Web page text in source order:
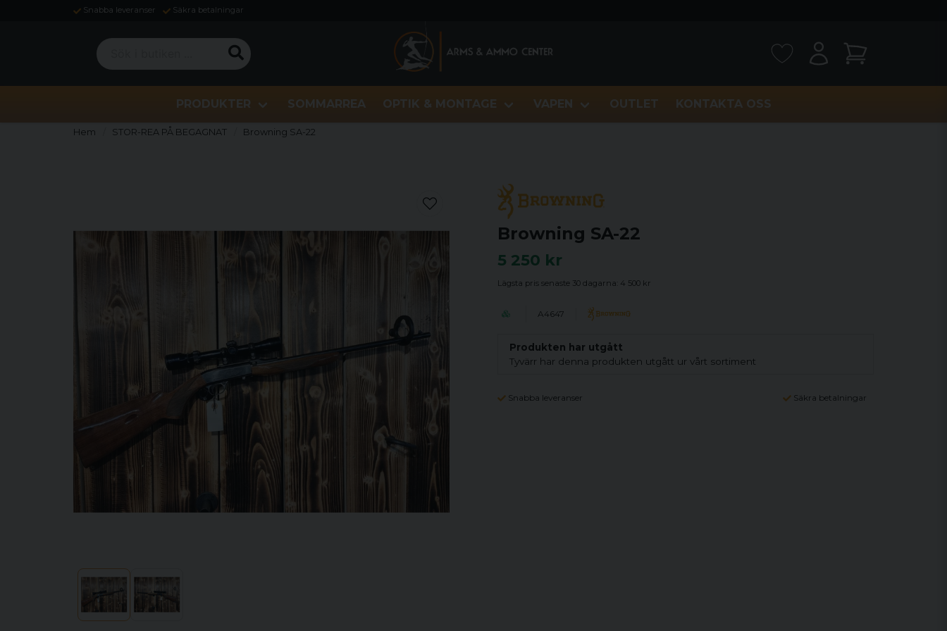
Snabba leveranser Säkra betalningar
Sök i butiken ...
PRODUKTER SOMMARREA OPTIK & MONTAGE VAPEN OUTLET KONTAKTA OSS
Hem STOR-REA PÅ BEGAGNAT Browning SA-22
Browning SA-22
5 250 kr
Lägsta pris senaste 30 dagarna: 4 500 kr
A4647
Produkten har utgått
Tyvärr har denna produkten utgått ur vårt sortiment
Snabba leveranser Säkra betalningar